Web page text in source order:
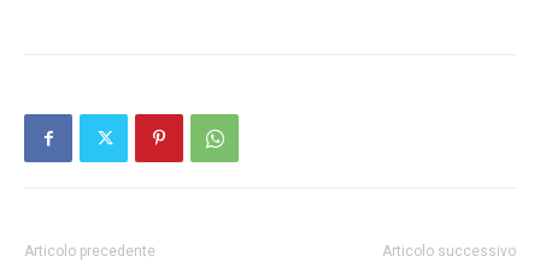
Articolo precedente Articolo successivo